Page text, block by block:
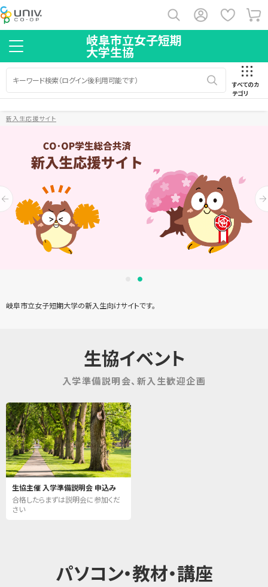
岐阜市立女子短期
大学生協
すべてのカ
テゴリ
新入生応援サイト
岐阜市立女子短期大学の新入生向けサイトです。
生協イベント
入学準備説明会、新入生歓迎企画
生協主催 入学準備説明会 申込み
合格したらまずは説明会に参加くだ
さい
パソコン・教材・講座